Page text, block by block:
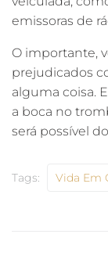
emissoras de
O importante,
prejudicados
alguma coisa.
a boca no
será possível
Tags: Vida Em